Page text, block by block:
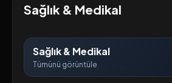
Sağlık & Medikal
Sağlık & Medikal
Tümünü görüntüle